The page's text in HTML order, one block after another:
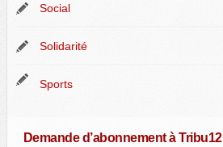
Social
Solidarité
Sports
Demande d’abonnement à Tribu12